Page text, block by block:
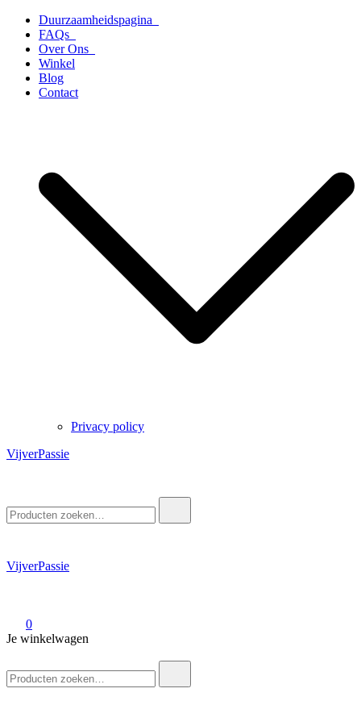
naar
inhoud
Duurzaamheidspagina
FAQs
Over Ons
Winkel
Blog
Contact
Privacy policy
VijverPassie
naar:
VijverPassie
0
Je winkelwagen
naar: